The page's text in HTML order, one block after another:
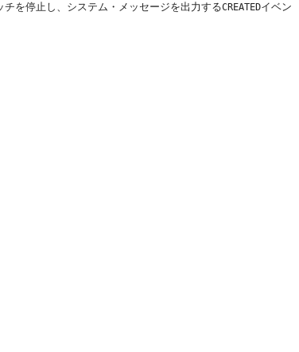
を停止し、システム・メッセージを出力するCREATEDイベン